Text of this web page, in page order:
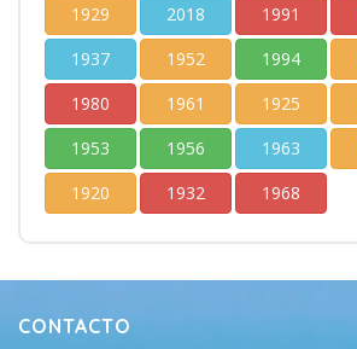
1929
2018 1991
1937
1952 1994
1980
1961 1925
1953
1956 1963
1920
1932 1968
CONTACTO